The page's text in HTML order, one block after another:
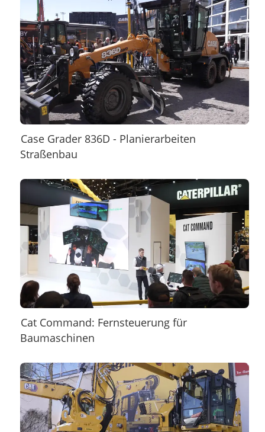
Case Grader 836D - Planierarbeiten
Straßenbau
Cat Command: Fernsteuerung für
Baumaschinen